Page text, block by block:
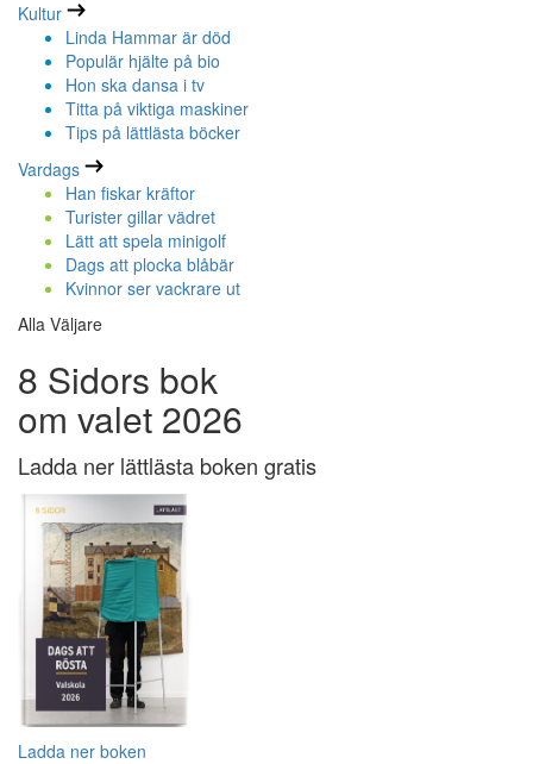
Kultur
Linda Hammar är död
Populär hjälte på bio
Hon ska dansa i tv
Titta på viktiga maskiner
Tips på lättlästa böcker
Vardags
Han fiskar kräftor
Turister gillar vädret
Lätt att spela minigolf
Dags att plocka blåbär
Kvinnor ser vackrare ut
Alla Väljare
8 Sidors bok
om valet 2026
Ladda ner lättlästa boken gratis
Ladda ner boken